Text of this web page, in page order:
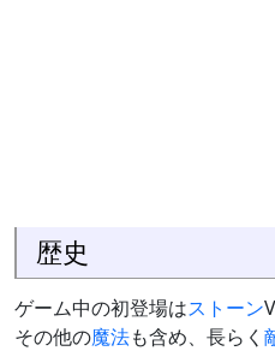
歴史
ゲーム中の初登場はストーン
その他の魔法も含め、長らく